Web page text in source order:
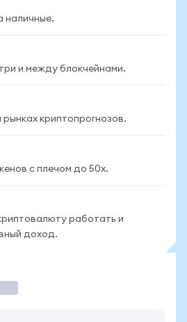
наличные.
и между блокчейнами.
рынках криптопрогнозов.
с плечом до 50x.
работать и
доход.